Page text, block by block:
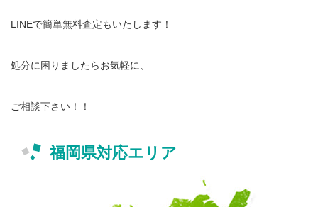
LINEで簡単無料査定もいたします！
処分に困りましたらお気軽に、
ご相談下さい！！
福岡県対応エリア